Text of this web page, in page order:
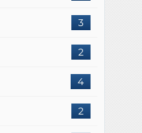
3
2
4
2